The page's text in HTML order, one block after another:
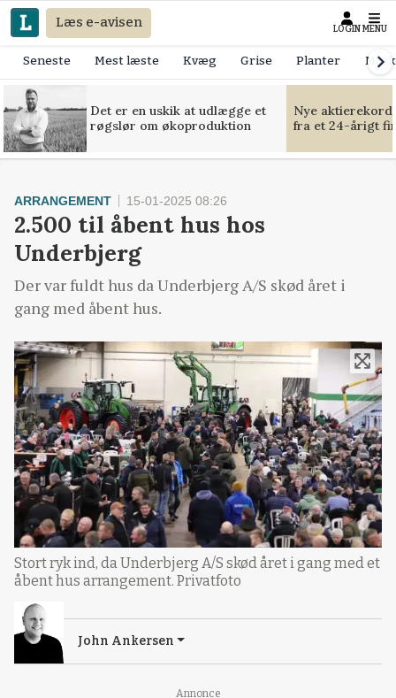
Læs e-avisen LOGIN MENU
Seneste Mest læste Kvæg Grise Planter
Det er en uskik at udlægge et
røgslør om økoproduktion
Nye
fra et 24-årigt
Annonce
ARRANGEMENT 15-01-2025 08:26
2.500 til åbent hus hos
Underbjerg
Der var fuldt hus da Underbjerg A/S skød året i
gang med åbent hus.
Stort ryk ind, da Underbjerg A/S skød året i gang med et
åbent hus arrangement. Privatfoto
John Ankersen